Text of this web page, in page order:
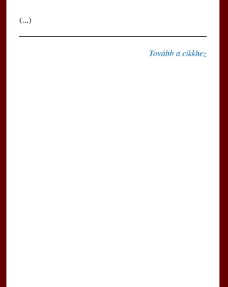
(...)
Tovább a cikkhez